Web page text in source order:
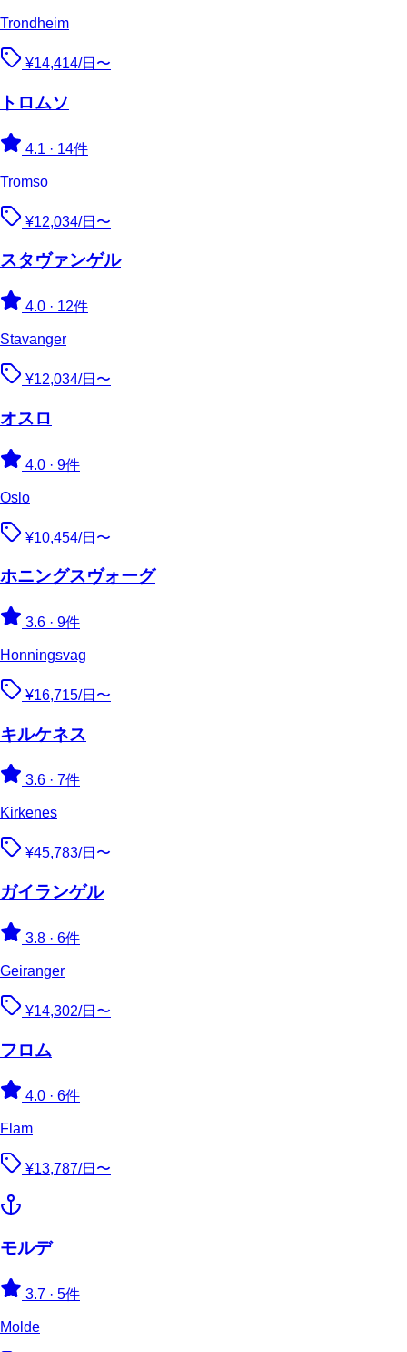
Trondheim
¥14,414/日〜
トロムソ
4.1 · 14件
Tromso
¥12,034/日〜
スタヴァンゲル
4.0 · 12件
Stavanger
¥12,034/日〜
オスロ
4.0 · 9件
Oslo
¥10,454/日〜
ホニングスヴォーグ
3.6 · 9件
Honningsvag
¥16,715/日〜
キルケネス
3.6 · 7件
Kirkenes
¥45,783/日〜
ガイランゲル
3.8 · 6件
Geiranger
¥14,302/日〜
フロム
4.0 · 6件
Flam
¥13,787/日〜
モルデ
3.7 · 5件
Molde